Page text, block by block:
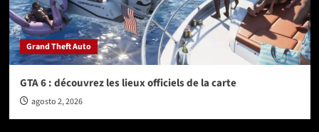
Grand Theft Auto
GTA 6 : découvrez les lieux officiels de la carte
agosto 2, 2026